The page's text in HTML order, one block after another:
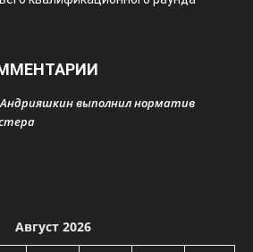
выполнил норматив
Август 2026